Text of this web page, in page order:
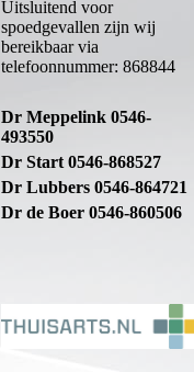
Uitsluitend voor
spoedgevallen zijn wij
bereikbaar via
telefoonnummer: 868844
Dr Meppelink 0546-
493550
Dr Start 0546-868527
Dr Lubbers 0546-864721
Dr de Boer 0546-860506